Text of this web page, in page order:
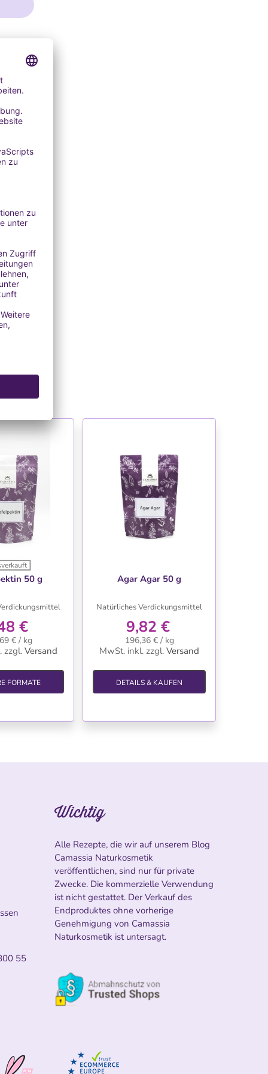
50 g
€
€ / kg
zzgl. Versand
FORMATE
Agar Agar 50 g
Natürliches Verdickungsmittel
9,82 €
196,36 € / kg
MwSt. inkl. zzgl. Versand
DETAILS & KAUFEN
55
Wichtig
Alle Rezepte, die wir auf unserem Blog
Camassia Naturkosmetik
veröffentlichen, sind nur für private
Zwecke. Die kommerzielle Verwendung
ist nicht gestattet. Der Verkauf des
Endproduktes ohne vorherige
Genehmigung von Camassia
Naturkosmetik ist untersagt.